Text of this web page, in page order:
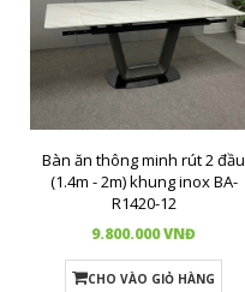
Bàn ăn thông minh rút 2 đầu
(1.4m - 2m) khung inox BA-
R1420-12
9.800.000 VNĐ
CHO VÀO GIỎ HÀNG